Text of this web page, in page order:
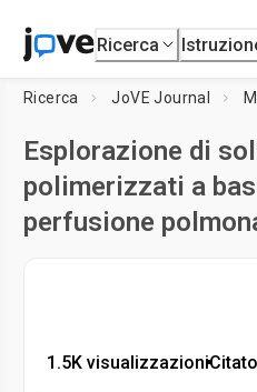
Ricerca
Ricerca JoVE Journal
Esplorazione di
polimerizzati a
perfusione
1.5K visualizzazioni•